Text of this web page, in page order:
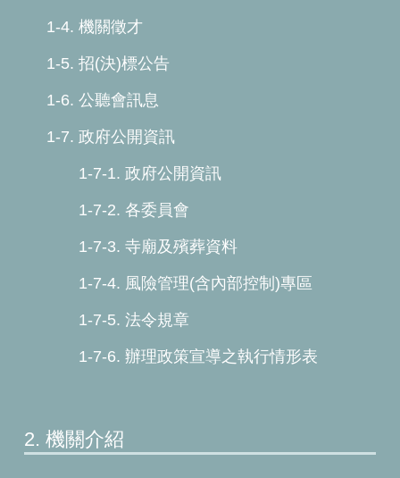
1-4. 機關徵才
1-5. 招(決)標公告
1-6. 公聽會訊息
1-7. 政府公開資訊
1-7-1. 政府公開資訊
1-7-2. 各委員會
1-7-3. 寺廟及殯葬資料
1-7-4. 風險管理(含內部控制)專區
1-7-5. 法令規章
1-7-6. 辦理政策宣導之執行情形表
2. 機關介紹